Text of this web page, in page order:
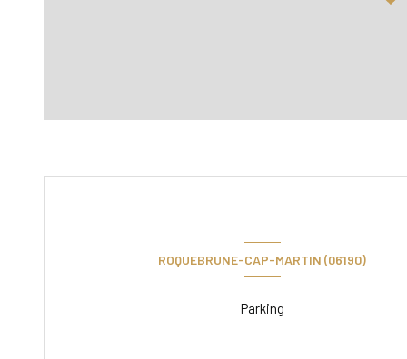
ROQUEBRUNE-CAP-MARTIN (06190)
Parking